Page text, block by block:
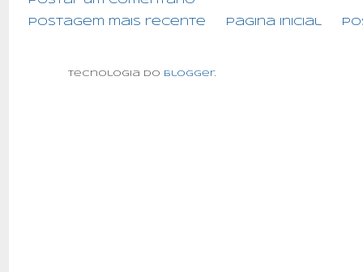
Postagem mais recente Página inicial
Tecnologia do Blogger.